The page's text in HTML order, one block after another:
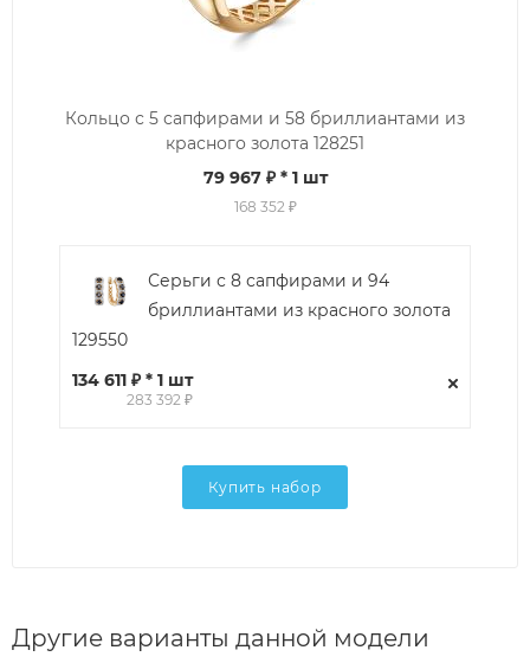
Кольцо с 5 сапфирами и 58 бриллиантами из
красного золота 128251
79 967 ₽* 1 шт
168 352 ₽
Серьги с 8 сапфирами и 94
бриллиантами из красного золота
129550
134 611 ₽ * 1 шт
283 392 ₽
Купить набор
Другие варианты данной модели